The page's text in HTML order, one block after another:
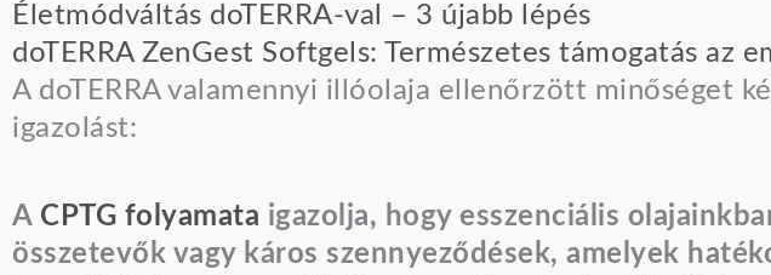
Életmódváltás doTERRA-val – 3 újabb lépés
doTERRA ZenGest Softgels: Természetes támogatás az
A doTERRA valamennyi illóolaja ellenőrzött minőséget
igazolást:
A CPTG folyamata igazolja, hogy esszenciális
összetevők vagy káros szennyeződések, amelyek